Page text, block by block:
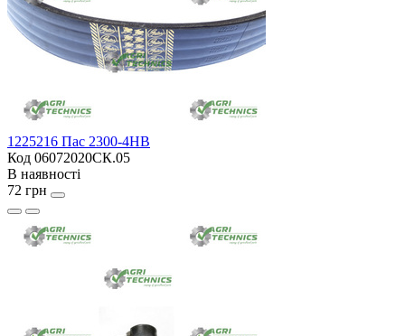
1225216 Пас 2300-4HB
Код 06072020СК.05
В наявності
72 грн